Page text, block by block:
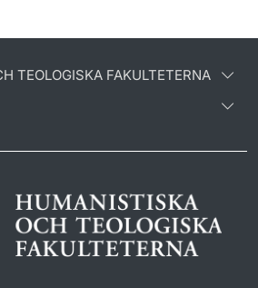
TEOLOGISKA FAKULTETERNA